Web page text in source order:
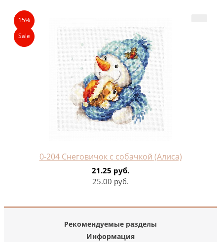
15%
Sale
0-204 Снеговичок с собачкой (Алиса)
21.25 руб.
25.00 руб.
Рекомендуемые разделы
Информация